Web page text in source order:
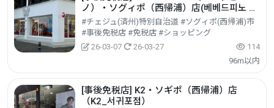
ノ）・ソグィポ（西帰浦）店(베베드피노 서
귀포점)
#チェジュ(済州)特別自治道 #ソグィポ(西帰浦)市
#事後免税店 #免税店 #ショッピング
26-03-07
26-03-27
114
96m以内
[事後免税店] K2・ソギポ（西帰浦）店
（K2_서귀포점）